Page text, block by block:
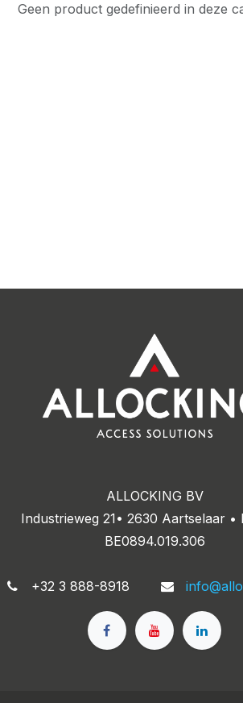
Geen product gedefinieerd in deze
ALLOCKING BV
Industrieweg 21• 2630 Aartselaar •
BE0894.019.306
+32 3 888-8918